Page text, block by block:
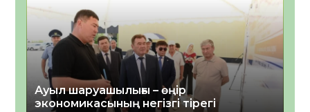
Ауыл шаруашылығы – өңір
экономикасының негізгі тірегі